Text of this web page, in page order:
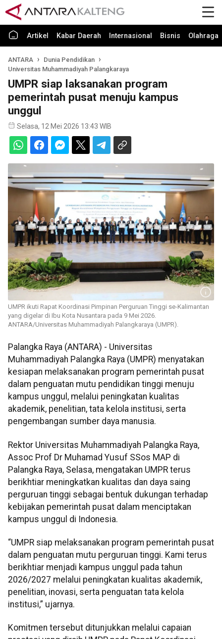
Artikel Kabar Daerah Internasional Bisnis Olahraga
ANTARA
Dunia Pendidikan
Universitas Muhammadiyah Palangkaraya
UMPR siap laksanakan program
pemerintah pusat menuju kampus
unggul
Selasa, 12 Mei 2026 13:43 WIB
UMPR ikuti Rapat Koordinasi Pimpinan Perguruan Tinggi se-Kalimantan
yang digelar di Ibu Kota Nusantara pada 9 Mei 2026.
ANTARA/Universitas Muhammadiyah Palangkaraya (UMPR).
Palangka Raya (ANTARA) - Universitas
Muhammadiyah Palangka Raya (UMPR) menyatakan
kesiapan melaksanakan program pemerintah pusat
dalam penguatan mutu pendidikan tinggi menuju
kampus unggul, melalui peningkatan kualitas
akademik, penelitian, tata kelola institusi, serta
pengembangan sumber daya manusia.
Rektor Universitas Muhammadiyah Palangka Raya,
Assoc Prof Dr Muhamad Yusuf SSos MAP di
Palangka Raya, Selasa, mengatakan UMPR terus
berikhtiar meningkatkan kualitas dan daya saing
perguruan tinggi sebagai bentuk dukungan terhadap
kebijakan pemerintah pusat dalam menciptakan
kampus unggul di Indonesia.
“UMPR siap melaksanakan program pemerintah pusat
dalam penguatan mutu perguruan tinggi. Kami terus
berikhtiar menjadi kampus unggul pada tahun
2026/2027 melalui peningkatan kualitas akademik,
penelitian, inovasi, serta penguatan tata kelola
institusi,” ujarnya.
Komitmen tersebut ditunjukkan melalui capaian